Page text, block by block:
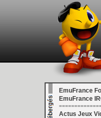
EmuFrance
EmuFrance
Actus Jeux